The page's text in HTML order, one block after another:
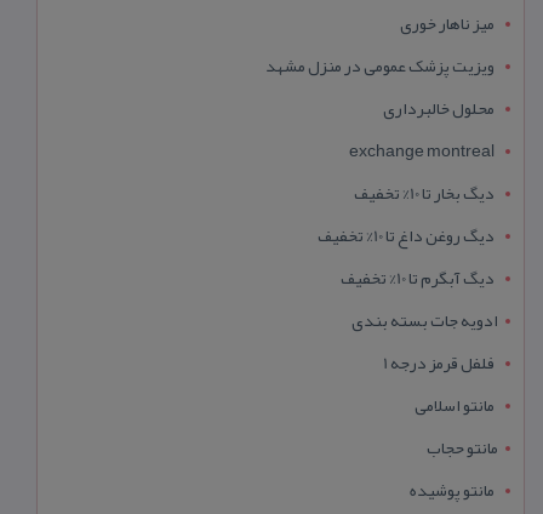
میز ناهار خوری
ویزیت پزشک عمومی در منزل مشهد
محلول خالبرداری
exchange montreal
دیگ بخار تا 10% تخفیف
دیگ روغن داغ تا 10% تخفیف
دیگ آبگرم تا 10% تخفیف
ادویه جات بسته بندی
فلفل قرمز درجه 1
مانتو اسلامی
مانتو حجاب
مانتو پوشیده